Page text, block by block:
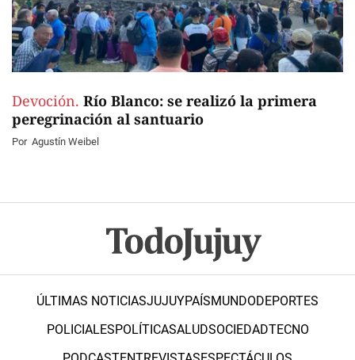
Devoción. Río Blanco: se realizó la primera
peregrinación al santuario
Por Agustín Weibel
ÚLTIMAS NOTICIASJUJUYPAÍSMUNDODEPORTES
POLICIALESPOLÍTICASALUDSOCIEDADTECNO